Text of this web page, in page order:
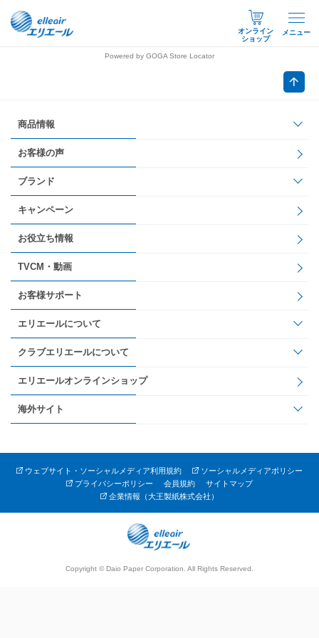
オンライン
ショップ
メニュー
Powered by GOGA Store Locator
商品情報
お客様の声
ブランド
キャンペーン
お役立ち情報
TVCM・動画
お客様サポート
エリエールについて
クラブエリエールについて
エリエールオンラインショップ
海外サイト
ウェブサイト・ソーシャルメディア利用規約
ソーシャルメディアポリシー
プライバシーポリシー
会員規約
サイトマップ
企業情報（大王製紙株式会社）
Copyright © Daio Paper Corporation. All Rights Reserved.